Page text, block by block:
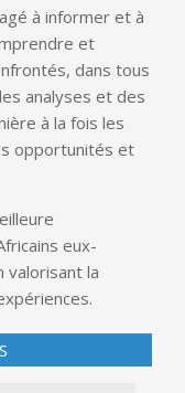
à informer et à
et
dans tous
analyses et des
à la fois les
opportunités et
eux-
valorisant la